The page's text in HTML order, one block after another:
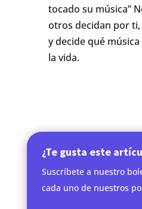
tocado su música”
otros decidan por
y decide qué
la vida.
¿Te gusta este
Suscríbete a nuestro
cada uno de nuestros